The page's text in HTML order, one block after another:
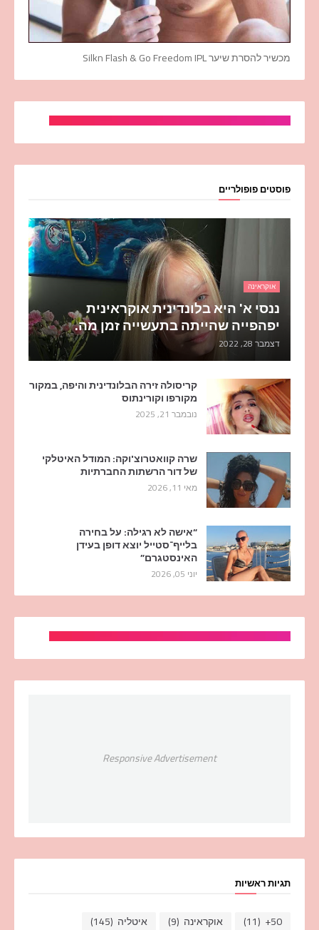
מכשיר להסרת שיער Silkn Flash & Go Freedom IPL
פוסטים פופולריים
אוקראינה
ננסי א' היא בלונדינית אוקראינית
יפהפייה שהייתה בתעשייה זמן מה.
דצמבר 28, 2022
קריסולה זירה הבלונדינית והיפה, במקור
מקורפו וקורינתוס
נובמבר 21, 2025
שרה קוואטרוצ'וקה: המודל האיטלקי
של דור הרשתות החברתיות
מאי 11, 2026
“אישה לא רגילה: על בחירה
בלייף־סטייל יוצא דופן בעידן
האינסטגרם”
יוני 05, 2026
Responsive Advertisement
תגיות ראשיות
50+
(11) אוקראינה (9) איטליה (145)